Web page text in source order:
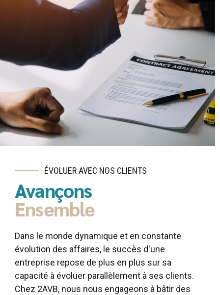
ÉVOLUER AVEC NOS CLIENTS
Avançons
Ensemble
Dans le monde dynamique et en constante
évolution des affaires, le succès d'une
entreprise repose de plus en plus sur sa
capacité à évoluer parallèlement à ses clients.
Chez 2AVB, nous nous engageons à bâtir des